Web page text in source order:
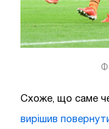
Схоже, що саме
вирішив